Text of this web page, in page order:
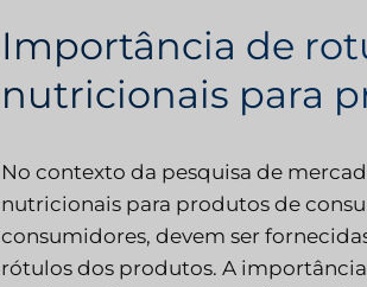
Importância de
nutricionais para
No contexto da pesquisa de
nutricionais para produtos de
consumidores, devem ser
rótulos dos produtos. A